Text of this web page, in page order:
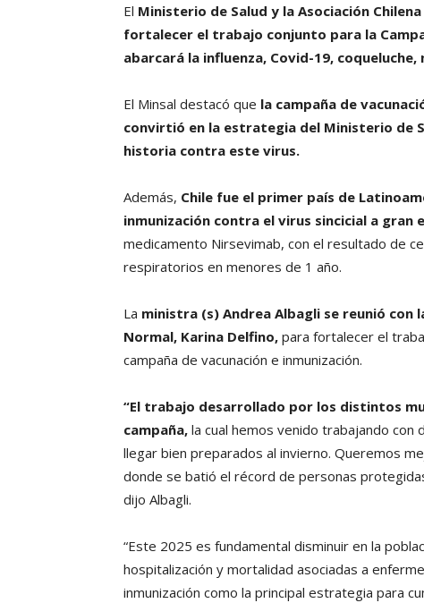
El Ministerio de Salud y la Asociación
fortalecer el trabajo conjunto para la
abarcará la influenza, Covid-19,
El Minsal destacó que la campaña de
convirtió en la estrategia del Ministerio de
historia contra este virus.
Además, Chile fue el primer país de
inmunización contra el virus sincicial a gran
medicamento Nirsevimab, con el resultado de
respiratorios en menores de 1 año.
La ministra (s) Andrea Albagli se reunió con
Normal, Karina Delfino, para fortalecer el
campaña de vacunación e inmunización.
“El trabajo desarrollado por los distintos
campaña, la cual hemos venido trabajando
llegar bien preparados al invierno. Queremos
donde se batió el récord de personas
dijo Albagli.
“Este 2025 es fundamental disminuir en la
hospitalización y mortalidad asociadas a
inmunización como la principal estrategia para